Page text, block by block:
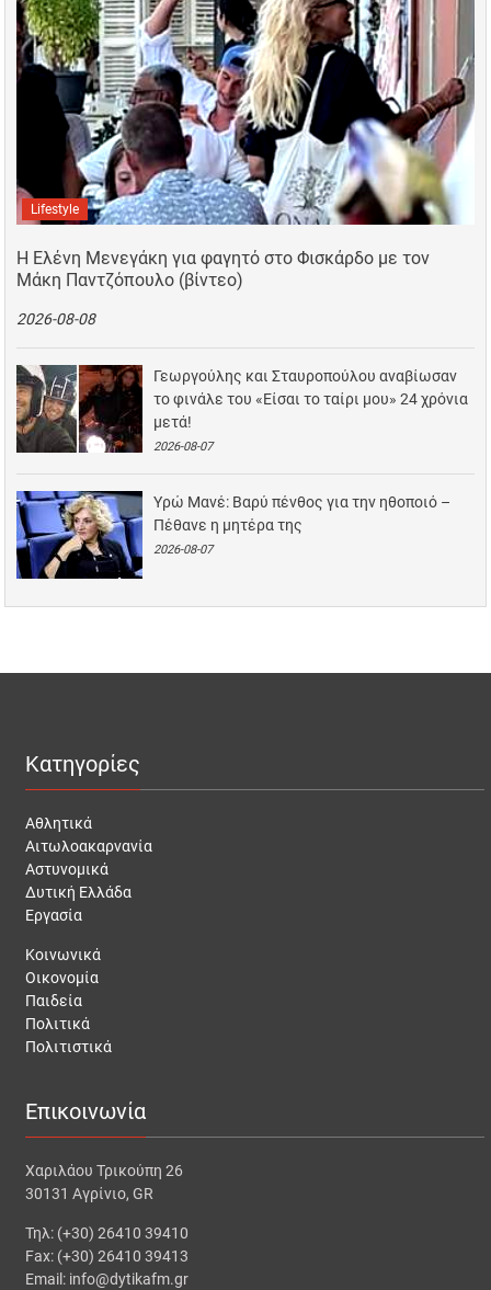
Lifestyle
Η Ελένη Μενεγάκη για φαγητό στο Φισκάρδο με τον
Μάκη Παντζόπουλο (βίντεο)
2026-08-08
Γεωργούλης και Σταυροπούλου αναβίωσαν
το φινάλε του «Είσαι το ταίρι μου» 24 χρόνια
μετά!
2026-08-07
Υρώ Μανέ: Βαρύ πένθος για την ηθοποιό –
Πέθανε η μητέρα της
2026-08-07
Κατηγορίες
Αθλητικά
Αιτωλοακαρνανία
Αστυνομικά
Δυτική Ελλάδα
Εργασία
Κοινωνικά
Οικονομία
Παιδεία
Πολιτικά
Πολιτιστικά
Επικοινωνία
Χαριλάου Τρικούπη 26
30131 Αγρίνιο, GR
Τηλ: (+30) 26410 39410
Fax: (+30) 26410 39413
Email: info@dytikafm.gr